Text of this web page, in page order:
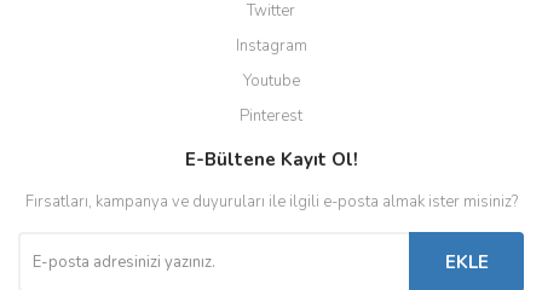
Twitter
Instagram
Youtube
Pinterest
E-Bültene Kayıt Ol!
Fırsatları, kampanya ve duyuruları ile ilgili e-posta almak ister misiniz?
EKLE